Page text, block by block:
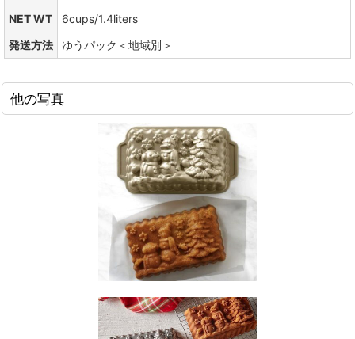
NET WT
6cups/1.4liters
発送方法
ゆうパック＜地域別＞
他の写真